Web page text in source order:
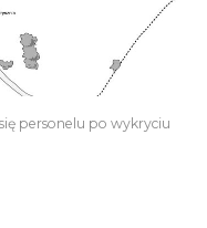
personelu po wykryciu